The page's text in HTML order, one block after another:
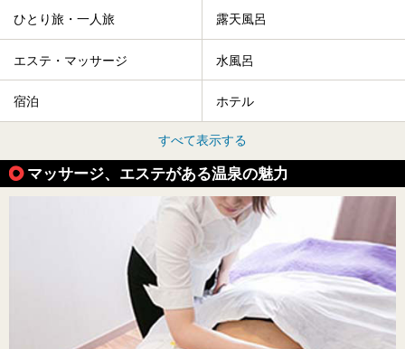
ひとり旅・一人旅 露天風呂
エステ・マッサージ 水風呂
宿泊 ホテル
すべて表示する
マッサージ、エステがある温泉の魅力